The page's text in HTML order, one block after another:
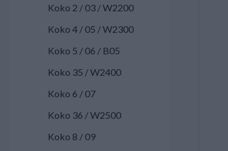
Koko 2 / 03 / W2200
Koko 4 / 05 / W2300
Koko 5 / 06 / B05
Koko 35 / W2400
Koko 6 / 07
Koko 36 / W2500
Koko 8 / 09